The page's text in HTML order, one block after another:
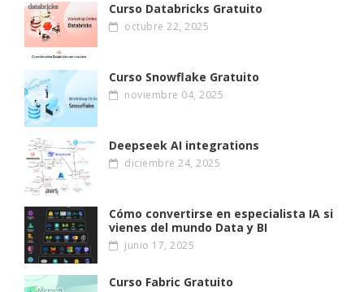
Curso Databricks Gratuito
octubre 22, 2025
Curso Snowflake Gratuito
noviembre 04, 2025
Deepseek AI integrations
diciembre 24, 2025
Cómo convertirse en especialista IA si
vienes del mundo Data y BI
junio 17, 2025
Curso Fabric Gratuito